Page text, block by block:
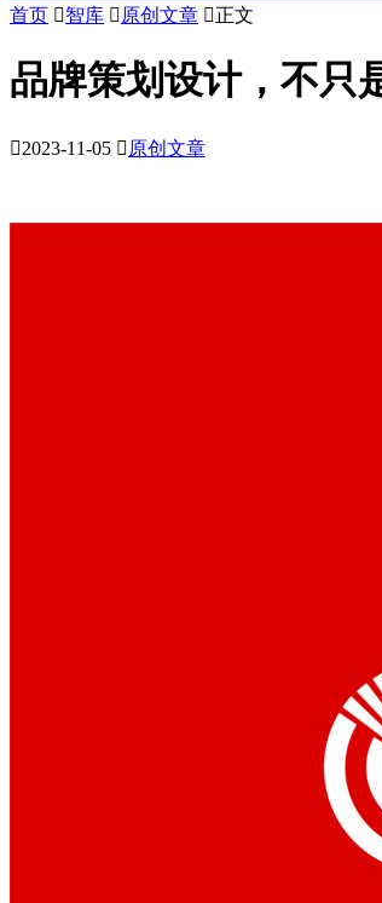
首页 智库  原创文章 正文
品牌策划设计，不只
2023-11-05  原创文章